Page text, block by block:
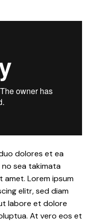
dolores et ea
sea takimata
amet. Lorem ipsum
elitr, sed diam
labore et dolore
At vero eos et